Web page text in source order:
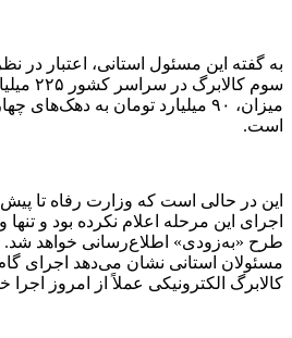
به گفته این مسئول استانی، اعتبار در
سوم
میزان، ۹۰ میلیارد تومان به
است.
این در حالی است که وزارت رفاه تا پیش
اجرای این مرحله اعلام نکرده بود و تنها
طرح «به‌زودی» اطلاع‌رسانی خواهد شد.
مسئولان استانی نشان می‌دهد اجرای
کالابرگ الکترونیکی عملاً از امروز اجرا